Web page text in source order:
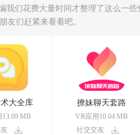
我们花费大量时间才整理了这么一
友们赶紧来看看吧。
大全库
MB
撩妹聊天套路
VR应用10.04 MB
社交交友